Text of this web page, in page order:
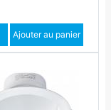
Quantité
Augmenter quantité
Diminuer quantité
Ajouter au panier